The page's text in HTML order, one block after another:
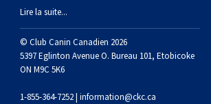
Lire la suite...
© Club Canin Canadien 2026
5397 Eglinton Avenue O. Bureau 101, Etobicoke
ON M9C 5K6
1-855-364-7252 | information@ckc.ca